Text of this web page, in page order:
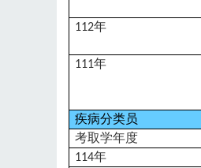
112年
111年
疾病分类员
考取学年度
114年